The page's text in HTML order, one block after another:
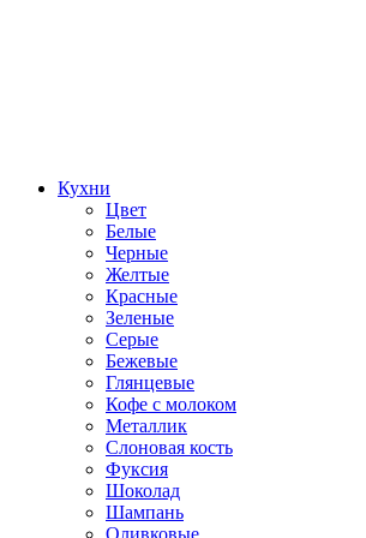
Кухни
Цвет
Белые
Черные
Желтые
Красные
Зеленые
Серые
Бежевые
Глянцевые
Кофе с молоком
Металлик
Слоновая кость
Фуксия
Шоколад
Шампань
Оливковые